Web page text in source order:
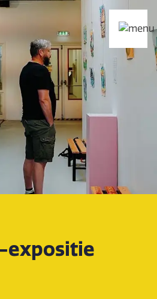
expositie